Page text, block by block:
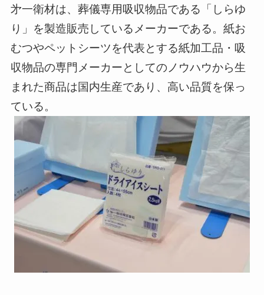
㐧一衛材は、葬儀専用吸収物品である「しらゆ
り」を製造販売しているメーカーである。紙お
むつやペットシーツを代表とする紙加工品・吸
収物品の専門メーカーとしてのノウハウから生
まれた商品は国内生産であり、高い品質を保っ
ている。